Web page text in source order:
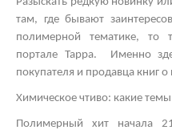
там, где бывают
полимерной тематике, то
портале Тарра. Именно
покупателя и продавца книг
Химическое чтиво: какие
Полимерный хит начала